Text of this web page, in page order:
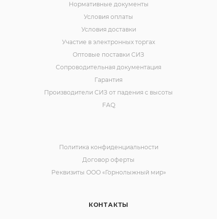
Нормативные документы
Условия оплаты
Условия доставки
Участие в электронных торгах
Оптовые поставки СИЗ
Сопроводительная документация
Гарантия
Производители СИЗ от падения с высоты
FAQ
КОНТАКТЫ
Политика конфиденциальности
Договор оферты
Реквизиты ООО «Горнолыжный мир»